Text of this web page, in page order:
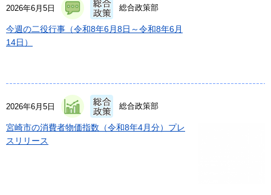
2026年6月5日 総合政策部
今週の二役行事（令和8年6月8日～令和8年6月
14日）
2026年6月5日 総合政策部
宮崎市の消費者物価指数（令和8年4月分）プレ
スリリース